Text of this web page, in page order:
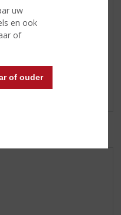
uw
en ook
of
of ouder